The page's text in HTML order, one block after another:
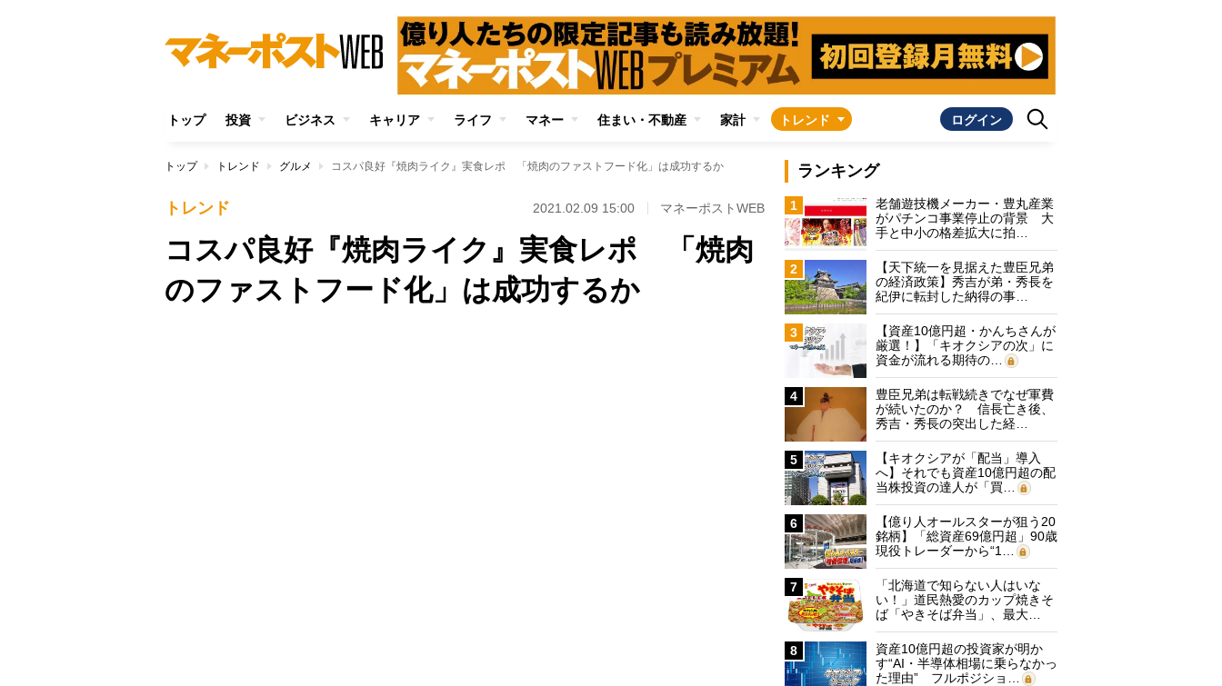
トップ 投資 ビジネス キャリア ライフ マネー 住まい・不動産 家計 トレンド ログイン
トップ トレンド グルメ コスパ良好『焼肉ライク』実食レポ 「焼肉のファストフード化」は成功するか
トレンド 2021.02.09 15:00 マネーポストWEB
コスパ良好『焼肉ライク』実食レポ 「焼肉
のファストフード化」は成功するか
ランキング
1
老舗遊技機メーカー・豊丸産業
がパチンコ事業停止の背景 大
手と中小の格差拡大に拍…
2
【天下統一を見据えた豊臣兄弟
の経済政策】秀吉が弟・秀長を
紀伊に転封した納得の事…
3
【資産10億円超・かんちさんが
厳選！】「キオクシアの次」に
資金が流れる期待の…
4
豊臣兄弟は転戦続きでなぜ軍費
が続いたのか？ 信長亡き後、
秀吉・秀長の突出した経…
5
【キオクシアが「配当」導入
へ】それでも資産10億円超の配
当株投資の達人が「買…
6
【億り人オールスターが狙う20
銘柄】「総資産69億円超」90歳
現役トレーダーから“1…
7
「北海道で知らない人はいな
い！」道民熱愛のカップ焼きそ
ば「やきそば弁当」、最大…
8
資産10億円超の投資家が明か
す“AI・半導体相場に乗らなかっ
た理由” フルポジショ…